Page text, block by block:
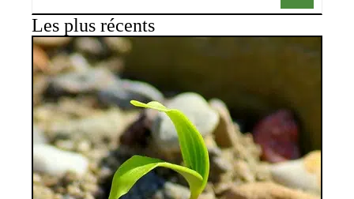
Les plus récents